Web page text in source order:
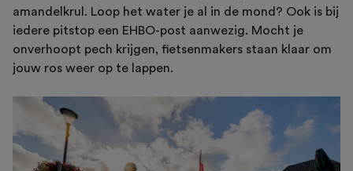
amandelkrul. Loop het water je al in de mond? Ook is bij
iedere pitstop een EHBO-post aanwezig. Mocht je
onverhoopt pech krijgen, fietsenmakers staan klaar om
jouw ros weer op te lappen.